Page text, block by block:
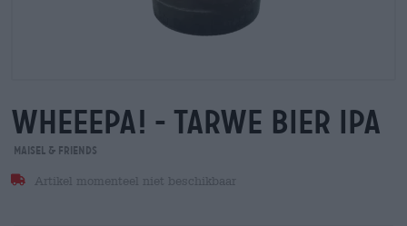
wheeepa! - Tarwe bier ipa
Maisel & Friends
Artikel momenteel niet beschikbaar